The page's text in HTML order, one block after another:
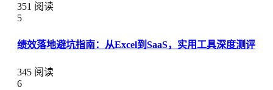
351 阅读
5
绩效落地避坑指南：从Excel到SaaS，实用工具深度测评
345 阅读
6